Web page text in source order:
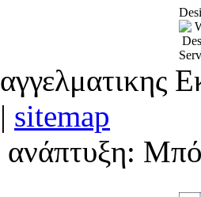
| sitemap
ανάπτυξη: